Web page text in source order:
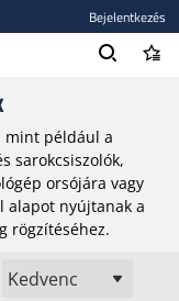
Bejelentkezés
mint például a
sarokcsiszolók,
orsójára vagy
alapot nyújtanak a
rögzítéséhez.